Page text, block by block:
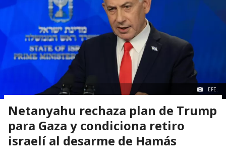
EFE.
Netanyahu rechaza plan de Trump
para Gaza y condiciona retiro
israelí al desarme de Hamás